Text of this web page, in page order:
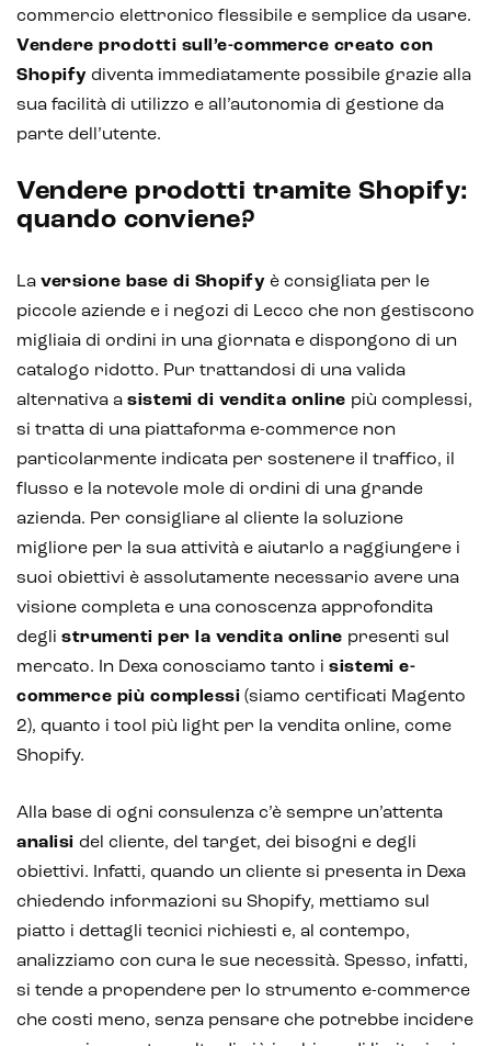
Intelligenza Artificiale e AR VR -
Metaverso
IoT (Internet of Things)
Blockchain
Analisi predittiva
Realtà Aumentata
Realtà Virtuale
Metaverso
commercio elettronico flessibile e semplice da usare.
Vendere prodotti sull’e-commerce creato con
Shopify diventa immediatamente possibile grazie alla
sua facilità di utilizzo e all’autonomia di gestione da
parte dell’utente.
Vendere prodotti tramite Shopify:
quando conviene?
La versione base di Shopify è consigliata per le
piccole aziende e i negozi di Lecco che non gestiscono
migliaia di ordini in una giornata e dispongono di un
catalogo ridotto. Pur trattandosi di una valida
alternativa a sistemi di vendita online più complessi,
si tratta di una piattaforma e-commerce non
particolarmente indicata per sostenere il traffico, il
flusso e la notevole mole di ordini di una grande
azienda. Per consigliare al cliente la soluzione
migliore per la sua attività e aiutarlo a raggiungere i
suoi obiettivi è assolutamente necessario avere una
visione completa e una conoscenza approfondita
degli strumenti per la vendita online presenti sul
mercato. In Dexa conosciamo tanto i sistemi e-
commerce più complessi (siamo certificati Magento
2), quanto i tool più light per la vendita online, come
Shopify.
Alla base di ogni consulenza c’è sempre un’attenta
analisi del cliente, del target, dei bisogni e degli
obiettivi. Infatti, quando un cliente si presenta in Dexa
chiedendo informazioni su Shopify, mettiamo sul
piatto i dettagli tecnici richiesti e, al contempo,
analizziamo con cura le sue necessità. Spesso, infatti,
si tende a propendere per lo strumento e-commerce
che costi meno, senza pensare che potrebbe incidere